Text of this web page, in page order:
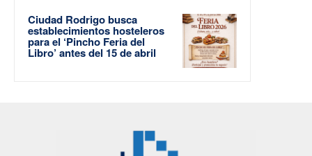
Ciudad Rodrigo busca
establecimientos hosteleros
para el ‘Pincho Feria del
Libro’ antes del 15 de abril